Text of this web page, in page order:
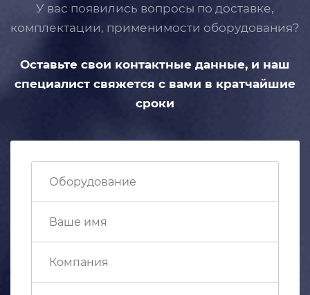
У вас появились вопросы по доставке,
комплектации, применимости оборудования?
Оставьте свои контактные данные, и наш
специалист свяжется с вами в кратчайшие
сроки